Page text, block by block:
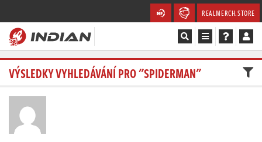
REALMERCH.STORE
Magazín
Recenze
Videa
VÝSLEDKY VYHLEDÁVÁNÍ PRO "SPIDERMAN"